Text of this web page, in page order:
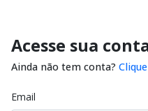
Acesse sua
Ainda não tem conta?
Email